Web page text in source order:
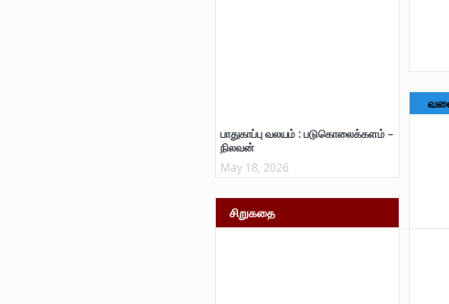
பாதுகாப்பு வலயம் : படுகொலைக்களம் –
நிலவன்
May 18, 2026
சிறுகதை